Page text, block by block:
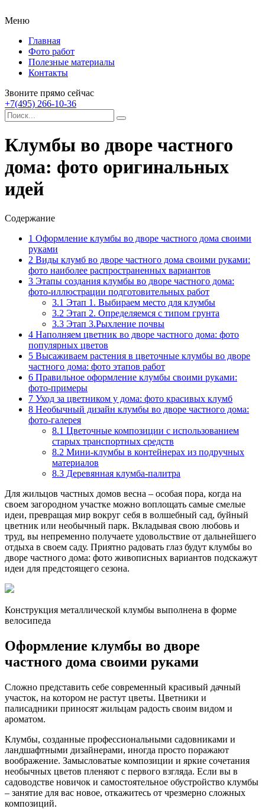
Меню
Главная
Фото работ
Полезные материалы
Контакты
Звоните прямо сейчас
+7(495) 266-10-36
Клумбы во дворе частного
дома: фото оригинальных
идей
Содержание
1 Оформление клумбы во дворе частного дома своими
руками
2 Виды клумб во дворе частного дома своими руками:
фото наиболее распространенных вариантов
3 Этапы создания клумбы во дворе частного дома:
фото-иллюстрации подготовительных работ
3.1 Этап 1. Выбираем место для клумбы
3.2 Этап 2. Определяемся с типом грунта
3.3 Этап 3.Рыхление почвы
4 Наполняем цветник во дворе частного дома: фото
популярных цветов
5 Высаживаем растения в цветочные клумбы во дворе
частного дома: фото этапов работ
6 Правильное оформление клумбы своими руками:
фото-примеры
7 Уход за цветником у дома: фото красивых клумб
8 Необычный дизайн клумбы во дворе частного дома:
фото-галерея
8.1 Цветочные композиции с использованием
старых транспортных средств
8.2 Мини-клумбы в контейнерах из подручных
материалов
8.3 Деревянная клумба-палитра
Для жильцов частных домов весна – особая пора, когда на
своем загородном участке можно воплощать самые смелые
идеи, превращая мир вокруг себя в волшебный сад, буйный
цветник или необычный парк. Вкладывая свою любовь и
труд, вы непременно получаете удовольствие от дальнейшего
отдыха в своем саду. Приятно радовать глаз будут клумбы во
дворе частного дома: фото живописных вариантов подскажут
идеи для предстоящего сезона.
Конструкция металлической клумбы выполнена в форме
велосипеда
Оформление клумбы во дворе
частного дома своими руками
Сложно представить себе современный красивый дачный
участок, на котором не растут цветы. Цветники и
палисадники приносят жильцам радость своим видом и
ароматом.
Клумбы, созданные профессиональными садовниками и
ландшафтными дизайнерами, иногда просто поражают
воображение. Замысловатые композиции и яркие сочетания
необычных цветов пленяют с первого взгляда. Если вы в
садоводстве новичок и самостоятельное обустройство клумбы
– занятие для вас новое, откажитесь от чрезмерно сложных
композиций.